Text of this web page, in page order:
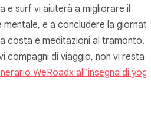
e surf vi aiuterà a migliorare il
e a concludere la
costa e meditazioni al tramonto.
compagni di viaggio, non vi resta
WeRoadx all’insegna di